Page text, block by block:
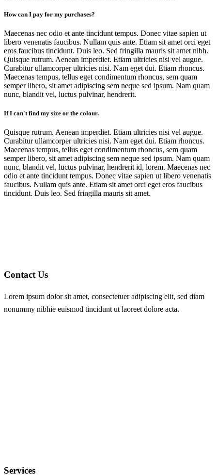
How can I pay for my purchases?
Maecenas nec odio et ante tincidunt tempus. Donec vitae sapien ut
libero venenatis faucibus. Nullam quis ante. Etiam sit amet orci eget
eros faucibus tincidunt. Duis leo. Sed fringilla mauris sit amet nibh.
Quisque rutrum. Aenean imperdiet. Etiam ultricies nisi vel augue.
Curabitur ullamcorper ultricies nisi. Nam eget dui. Etiam rhoncus.
Maecenas tempus, tellus eget condimentum rhoncus, sem quam
semper libero, sit amet adipiscing sem neque sed ipsum. Nam quam
nunc, blandit vel, luctus pulvinar, hendrerit.
If I can't find my size or the colour.
Quisque rutrum. Aenean imperdiet. Etiam ultricies nisi vel augue.
Curabitur ullamcorper ultricies nisi. Nam eget dui. Etiam rhoncus.
Maecenas tempus, tellus eget condimentum rhoncus, sem quam
semper libero, sit amet adipiscing sem neque sed ipsum. Nam quam
nunc, blandit vel, luctus pulvinar, hendrerit id, lorem. Maecenas nec
odio et ante tincidunt tempus. Donec vitae sapien ut libero venenatis
faucibus. Nullam quis ante. Etiam sit amet orci eget eros faucibus
tincidunt. Duis leo. Sed fringilla mauris sit amet.
Contact Us
Lorem ipsum dolor sit amet, consectetuer adipiscing elit, sed diam
nonummy nibhie euismod tincidunt ut laoreet dolore acta.
Services